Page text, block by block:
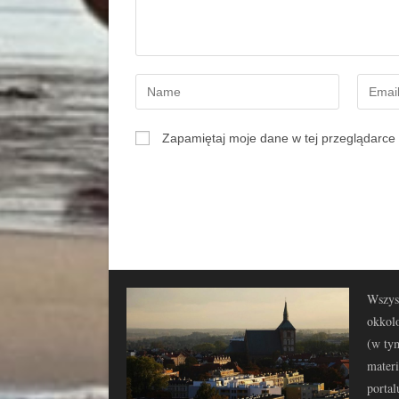
Zapamiętaj moje dane w tej
(w